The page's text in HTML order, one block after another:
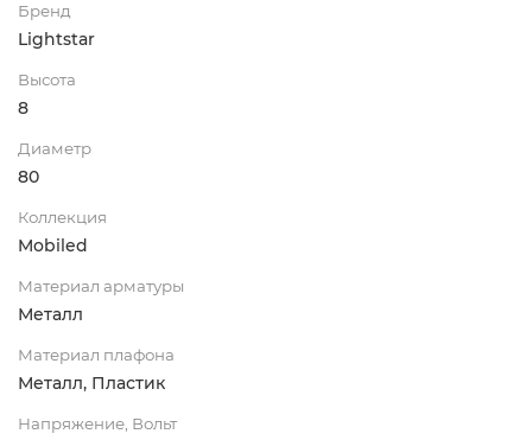
Бренд
Lightstar
Высота
8
Диаметр
80
Коллекция
Mobiled
Материал арматуры
Металл
Материал плафона
Металл, Пластик
Напряжение, Вольт